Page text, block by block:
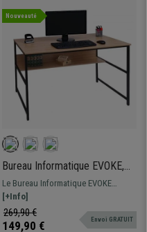
Nouveauté
Bureau Informatique EVOKE,
120 x 60 x 78 cm, structure en
métal, couleur Hêtre
Le Bureau Informatique EVOKE
présente un Design moderne, simple
et fonctionnel.
[+Info]
269,90 €
149,90 € Envoi GRATUIT